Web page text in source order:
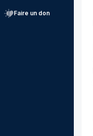
Faire un don